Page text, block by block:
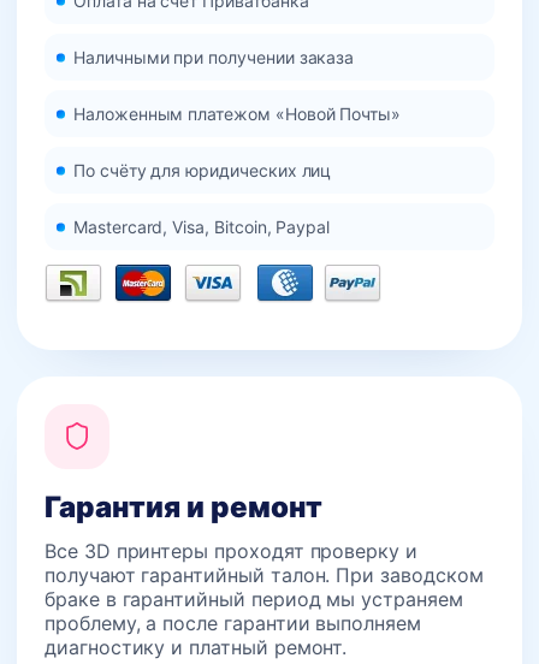
Наличными при получении заказа
Наложенным платежом «Новой Почты»
По счёту для юридических лиц
Mastercard, Visa, Bitcoin, Paypal
Гарантия и ремонт
Все 3D принтеры проходят проверку и
получают гарантийный талон. При заводском
браке в гарантийный период мы устраняем
проблему, а после гарантии выполняем
диагностику и платный ремонт.